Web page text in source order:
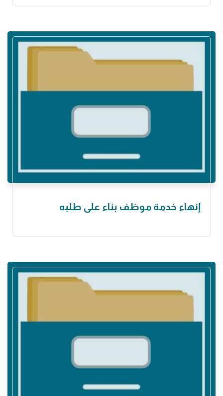
إنهاء خدمة موظف بناء على طلبه